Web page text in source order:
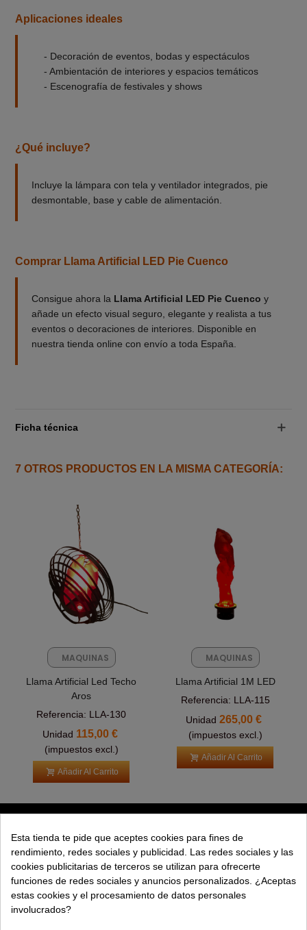
Aplicaciones ideales
- Decoración de eventos, bodas y espectáculos
- Ambientación de interiores y espacios temáticos
- Escenografía de festivales y shows
¿Qué incluye?
Incluye la lámpara con tela y ventilador integrados, pie
desmontable, base y cable de alimentación.
Comprar Llama Artificial LED Pie Cuenco
Consigue ahora la Llama Artificial LED Pie Cuenco y
añade un efecto visual seguro, elegante y realista a tus
eventos o decoraciones de interiores. Disponible en
nuestra tienda online con envío a toda España.
Ficha técnica
7 OTROS PRODUCTOS EN LA MISMA CATEGORÍA:
MAQUINAS
FX
Llama Artificial Led Techo
Aros
Referencia: LLA-130
Unidad 115,00 €
(impuestos excl.)
Añadir Al Carrito
MAQUINAS
FX
Llama Artificial 1M LED
Referencia: LLA-115
Unidad265,00 €
(impuestos excl.)
Añadir Al Carrito
EXPLORAR
EMPRESA
Esta tienda te pide que aceptes cookies para fines de
rendimiento, redes sociales y publicidad. Las redes sociales y las
cookies publicitarias de terceros se utilizan para ofrecerte
funciones de redes sociales y anuncios personalizados. ¿Aceptas
estas cookies y el procesamiento de datos personales
involucrados?